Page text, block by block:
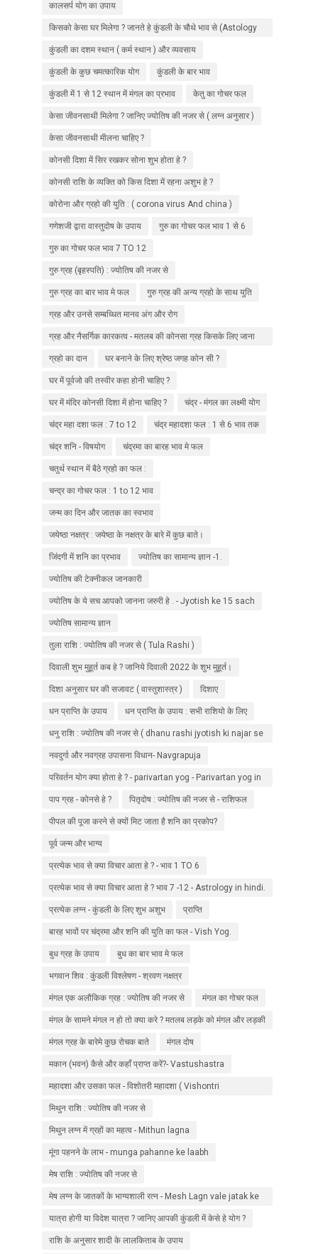
कालसर्प योग का उपाय
किसको केसा घर मिलेगा ? जानते हे कुंडली के चौथे भाव से (Astology
in hindi )
कुंडली का दशम स्थान ( कर्म स्थान ) और व्यवसाय
कुंडली के कुछ चमत्कारिक योग कुंडली के बार भाव
कुंडली में 1 से 12 स्थान में मंगल का प्रभाव केतु का गोचर फल
केसा जीवनसाथी मिलेगा ? जानिए ज्योतिष की नजर से ( लग्न अनुसार )
केसा जीवनसाथी मीलना चाहिए ?
कोनसी दिशा में सिर रखकर सोना शुभ होता हे ?
कोनसी राशि के व्यक्ति को किस दिशा में रहना अशुभ हे ?
कोरोना और ग्रहो की युति : ( corona virus And china )
गणेशजी द्वारा वास्तुदोष के उपाय गुरु का गोचर फल भाव 1 से 6
गुरु का गोचर फल भाव 7 TO 12
गुरु ग्रह (बृहस्पति) : ज्योतिष की नजर से
गुरु ग्रह का बार भाव मे फल गुरु ग्रह की अन्य ग्रहो के साथ युति
ग्रह और उनसे सम्बध्धित मानव अंग और रोग
ग्रह और नैसर्गिक कारकत्व - मतलब की कोनसा ग्रह किसके लिए जाना
जाता हे ?
ग्रहो का दान घर बनाने के लिए श्रेष्ठ जगह कोन सी ?
घर में पूर्वजो की तस्वीर कहा होनी चाहिए ?
घर में मंदिर कोनसी दिशा में होना चाहिए ? चंद्र - मंगल का लक्ष्मी योग
चंद्र महा दशा फल : 7 to 12 चंद्र महादशा फल : 1 से 6 भाव तक
चंद्र शनि - विषयोग चंद्रमा का बारह भाव मे फल
चतुर्थ स्थान में बैठे ग्रहो का फल :
चन्द्र का गोचर फल : 1 to 12 भाव
जन्म का दिन और जातक का स्वभाव
जयेष्ठा नक्षत्र : जयेष्ठा के नक्षत्र के बारे में कुछ बाते।
जिंदगी में शनि का प्रभाव ज्योतिष का सामान्य ज्ञान -1.
ज्योतिष की टेक्नीकल जानकारी
ज्योतिष के ये सच आपको जानना जरुरी हे . - Jyotish ke 15 sach
ज्योतिष सामान्य ज्ञान
तुला राशि : ज्योतिष की नजर से ( Tula Rashi )
दिवाली शुभ मुहूर्त कब हे ? जानिये दिवाली 2022 के शुभ मुहूर्त।
दिशा अनुसार घर की सजावट ( वास्तुशास्त्र ) दिशाए
धन प्राप्ति के उपाय धन प्राप्ति के उपाय : सभी राशियो के लिए
धनु राशि : ज्योतिष की नजर से ( dhanu rashi jyotish ki najar se
) Dhanu rashi ke upaay
नवदुर्गा और नवग्रह उपासना विधान- Navgrapuja
परिवर्तन योग क्या होता हे ? - parivartan yog - Parivartan yog in
kundli
पाप ग्रह - कोनसे हे ? पितृदोष : ज्योतिष की नजर से - राशिफल
पीपल की पूजा करने से क्‍यों मिट जाता है शनि का प्रकोप?
पूर्व जन्म और भाग्य
प्रत्येक भाव से क्या विचार आता हे ? - भाव 1 TO 6
प्रत्येक भाव से क्या विचार आता हे ? भाव 7 -12 - Astrology in hindi.
प्रत्येक लग्न - कुंडली के लिए शुभ अशुभ प्राप्ति
बारह भावों पर चंद्रमा और शनि की युति का फल - Vish Yog.
बुध ग्रह के उपाय बुध का बार भाव मे फल
भगवान शिव : कुंडली विश्लेषण - श्रवण नक्षत्र
मंगल एक अलौकिक ग्रह : ज्योतिष की नजर से मंगल का गोचर फल
मंगल के सामने मंगल न हो तो क्या करे ? मतलब लड़के को मंगल और लड़की
को नहीं ?
मंगल ग्रह के बारेमे कुछ रोचक बाते मंगल दोष
मकान (भवन) कैसे और कहाँ प्राप्त करें?- Vastushastra
महादशा और उसका फल - विशोतरी महादशा ( Vishontri
Mahadasha ) - 1
मिथुन राशि : ज्योतिष की नजर से
मिथुन लग्न में ग्रहों का महत्व - Mithun lagna
मूंगा पहनने के लाभ - munga pahanne ke laabh
मेष राशि : ज्योतिष की नजर से
मेष लग्न के जातकों के भाग्यशाली रत्न - Mesh Lagn vale jatak ke
liye ratna
यात्रा होगी या विदेश यात्रा ? जानिए आपकी कुंडली में केसे हे योग ?
राशि के अनुसार शादी के लालकिताब के उपाय